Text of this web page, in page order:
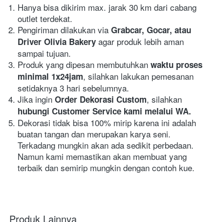
Hanya bisa dikirim max. jarak 30 km dari cabang
outlet terdekat.
Pengiriman dilakukan via Grabcar, Gocar, atau
Driver Olivia Bakery agar produk lebih aman
sampai tujuan.
Produk yang dipesan membutuhkan waktu proses
minimal 1x24jam, silahkan lakukan pemesanan
setidaknya 3 hari sebelumnya.
Jika ingin Order Dekorasi Custom, silahkan
hubungi Customer Service kami melalui WA.
Dekorasi tidak bisa 100% mirip karena ini adalah
buatan tangan dan merupakan karya seni.
Terkadang mungkin akan ada sedikit perbedaan.
Namun kami memastikan akan membuat yang
terbaik dan semirip mungkin dengan contoh kue.
Produk Lainnya